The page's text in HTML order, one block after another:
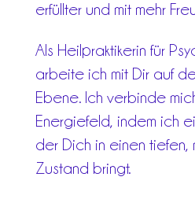
erfüllter und mit mehr
Als Heilpraktikerin für
arbeite ich mit Dir auf
Ebene. Ich verbinde
Energiefeld, indem ich
der Dich in einen tiefen,
Zustand bringt.